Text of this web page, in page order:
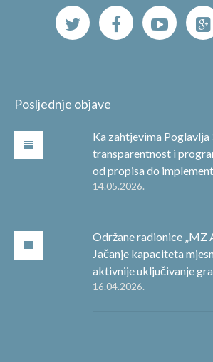
Posljednje objave
Ka zahtjevima Poglavlja
transparentnost i
od propisa do
14.05.2026.
Održane radionice „MZ
Jačanje kapaciteta
aktivnije uključivanje
16.04.2026.